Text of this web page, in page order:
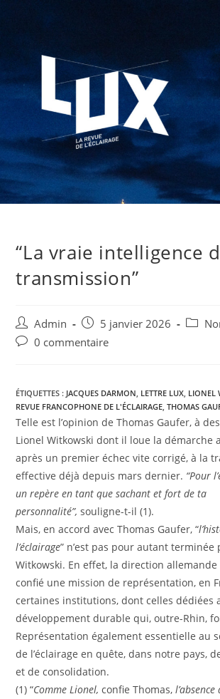
“La vraie intelligence
transmission”
Admin 5 janvier 2026
0 commentaire
ÉTIQUETTES : JACQUES DARMON, LETTRE LUX, LIONEL
REVUE FRANCOPHONE DE L'ÉCLAIRAGE, THOMAS
Telle est l’opinion de Thomas Gaufer, à
Lionel Witkowski dont il loue la démarche
après un premier échec vite corrigé, à la
effective déjà depuis mars dernier. “Pour
un repère en tant que sachant et fort de ta
personnalité”,souligne-t-il (1).
Mais, en accord avec Thomas Gaufer, “
l’éclairage” n’est pas pour autant terminée
Witkowski. En effet, la direction
confié une mission de représentation, en
certaines institutions, dont celles dédiées
développement durable qui, outre-Rhin,
Représentation également essentielle au
de l’éclairage en quête, dans notre pays,
et de consolidation.
(1) “Comme Lionel,confie Thomas,